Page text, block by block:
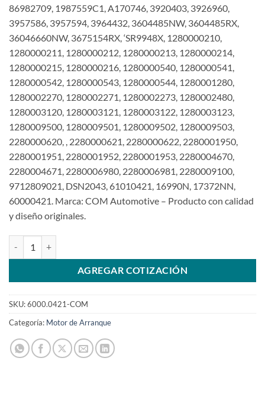
86982709, 1987559C1, A170746, 3920403, 3926960,
3957586, 3957594, 3964432, 3604485NW, 3604485RX,
36046660NW, 3675154RX, ‘SR9948X, 1280000210,
1280000211, 1280000212, 1280000213, 1280000214,
1280000215, 1280000216, 1280000540, 1280000541,
1280000542, 1280000543, 1280000544, 1280001280,
1280002270, 1280002271, 1280002273, 1280002480,
1280003120, 1280003121, 1280003122, 1280003123,
1280009500, 1280009501, 1280009502, 1280009503,
2280000620, , 2280000621, 2280000622, 2280001950,
2280001951, 2280001952, 2280001953, 2280004670,
2280004671, 2280006980, 2280006981, 2280009100,
9712809021, DSN2043, 61010421, 16990N, 17372NN,
60000421. Marca: COM Automotive – Producto con calidad
y diseño originales.
AGREGAR COTIZACIÓN
SKU:6000.0421-COM
Categoría: Motor de Arranque